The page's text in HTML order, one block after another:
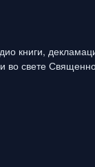
книги,
во свете